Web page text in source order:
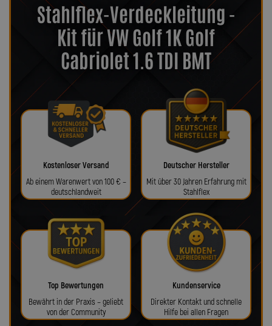
Stahlflex-Verdeckleitung -
Kit für VW Golf 1K Golf
Cabriolet 1.6 TDI BMT
Kostenloser Versand
Ab einem Warenwert von 100 € –
deutschlandweit
Deutscher Hersteller
Mit über 30 Jahren Erfahrung mit
Stahlflex
Top Bewertungen
Bewährt in der Praxis – geliebt
von der Community
Kundenservice
Direkter Kontakt und schnelle
Hilfe bei allen Fragen